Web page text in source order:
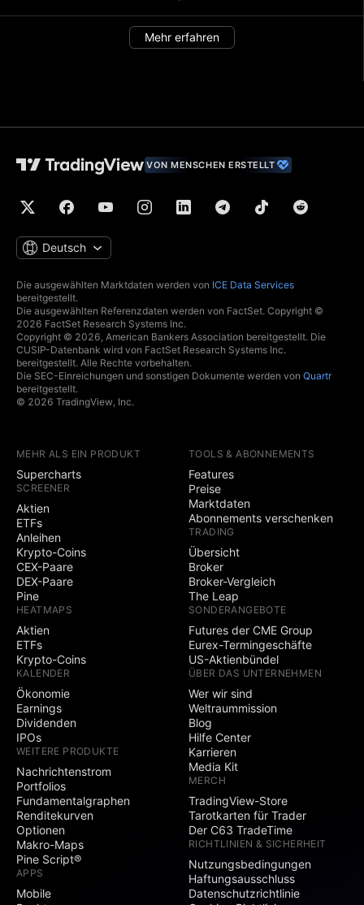
Mehr erfahren
VON MENSCHEN ERSTELLT
Deutsch
Die ausgewählten Marktdaten werden von ICE Data Services
bereitgestellt.
Die ausgewählten Referenzdaten werden von FactSet. Copyright ©
2026 FactSet Research Systems Inc.
Copyright © 2026, American Bankers Association bereitgestellt. Die
CUSIP-Datenbank wird von FactSet Research Systems Inc.
bereitgestellt. Alle Rechte vorbehalten.
Die SEC-Einreichungen und sonstigen Dokumente werden von Quartr
bereitgestellt.
© 2026 TradingView, Inc.
MEHR ALS EIN PRODUKT
Supercharts
SCREENER
Aktien
ETFs
Anleihen
Krypto-Coins
CEX-Paare
DEX-Paare
Pine
HEATMAPS
Aktien
ETFs
Krypto-Coins
KALENDER
Ökonomie
Earnings
Dividenden
IPOs
WEITERE PRODUKTE
Nachrichtenstrom
Portfolios
Fundamentalgraphen
Renditekurven
Optionen
Makro-Maps
Pine Script®
APPS
Mobile
TOOLS & ABONNEMENTS
Features
Preise
Marktdaten
Abonnements verschenken
TRADING
Übersicht
Broker
Broker-Vergleich
The Leap
SONDERANGEBOTE
Futures der CME Group
Eurex-Termingeschäfte
US-Aktienbündel
ÜBER DAS UNTERNEHMEN
Wer wir sind
Weltraummission
Blog
Hilfe Center
Karrieren
Media Kit
MERCH
TradingView-Store
Tarotkarten für Trader
Der C63 TradeTime
RICHTLINIEN & SICHERHEIT
Nutzungsbedingungen
Haftungsausschluss
Datenschutzrichtlinie